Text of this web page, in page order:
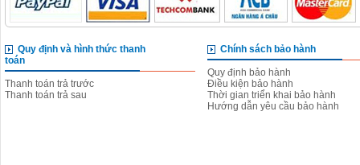
Quy định và hình thức thanh
toán
Thanh toán trả trước
Thanh toán trả sau
Chính sách bảo hành
Quy định bảo hành
Điều kiện bảo hành
Thời gian triển khai bảo hành
Hướng dẫn yêu cầu bảo hành